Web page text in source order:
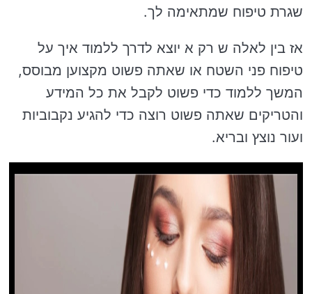
שגרת טיפוח שמתאימה לך.
אז בין לאלה ש רק א יוצא לדרך ללמוד איך על
טיפוח פני השטח או שאתה פשוט מקצוען מבוסס,
המשך ללמוד כדי פשוט לקבל את כל המידע
והטריקים שאתה פשוט רוצה כדי להגיע נקבוביות
ועור נוצץ ובריא.